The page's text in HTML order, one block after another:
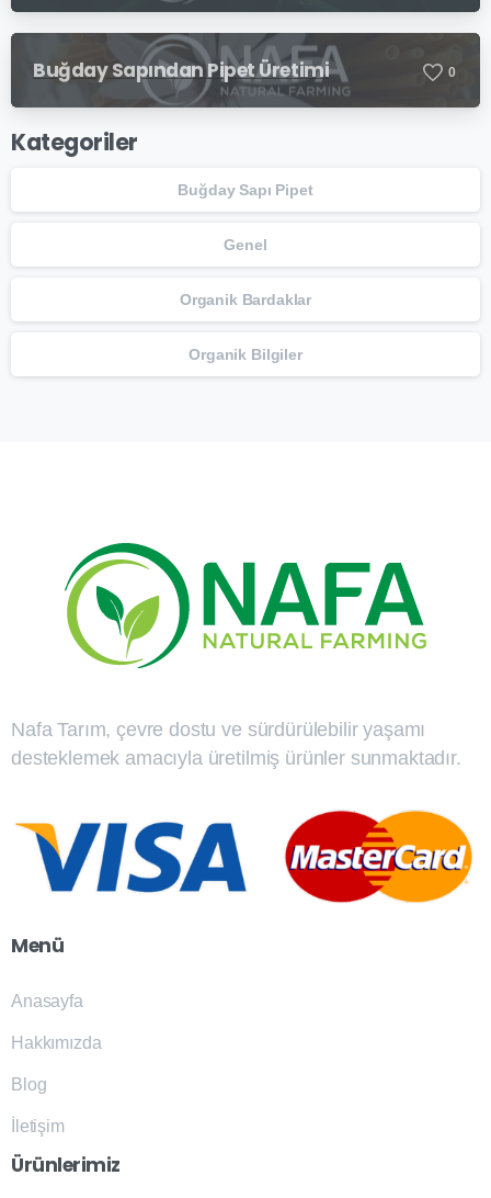
Buğday Sapından Pipet Üretimi 0
Kategoriler
Buğday Sapı Pipet
Genel
Organik Bardaklar
Organik Bilgiler
Nafa Tarım, çevre dostu ve sürdürülebilir yaşamı
desteklemek amacıyla üretilmiş ürünler sunmaktadır.
Menü
Anasayfa
Hakkımızda
Blog
İletişim
Ürünlerimiz